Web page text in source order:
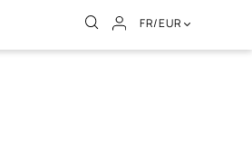
FR/EUR